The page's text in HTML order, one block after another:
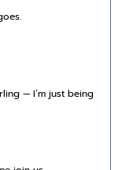
— I’m just being